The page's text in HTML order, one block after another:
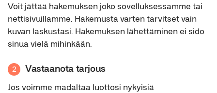
Voit jättää hakemuksen joko sovelluksessamme tai
nettisivuillamme. Hakemusta varten tarvitset vain
kuvan laskustasi. Hakemuksen lähettäminen ei sido
sinua vielä mihinkään.
2 Vastaanota tarjous
Jos voimme madaltaa luottosi nykyisiä